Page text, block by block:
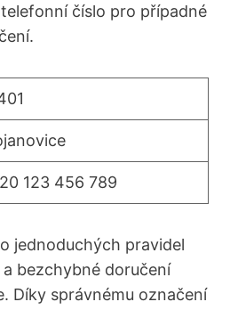
číslo pro případné
123 456 789
jednoduchých pravidel
bezchybné doručení
Díky správnému označení